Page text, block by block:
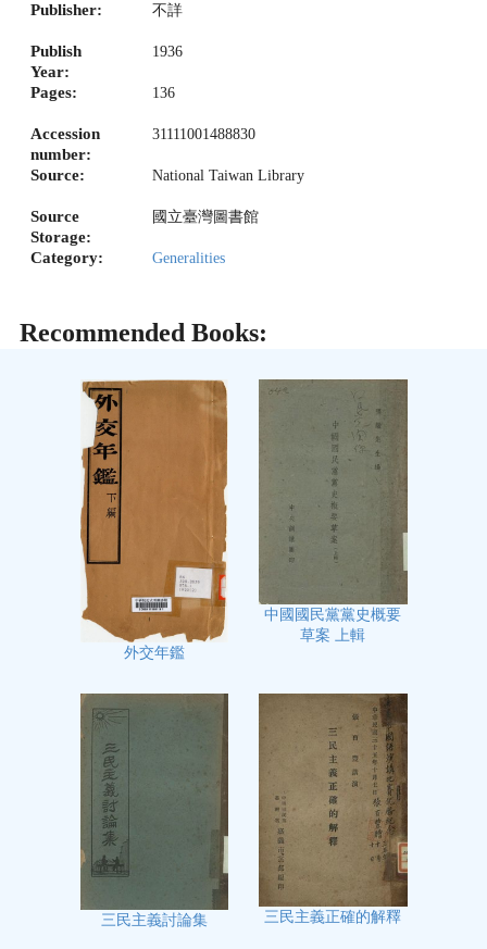
Publisher: 不詳
Publish
Year:
1936
Pages: 136
Accession
number:
31111001488830
Source: National Taiwan Library
Source
Storage:
國立臺灣圖書館
Category: Generalities
Recommended Books:
外交年鑑
中國國民黨黨史概要
草案 上輯
三民主義討論集 三民主義正確的解釋